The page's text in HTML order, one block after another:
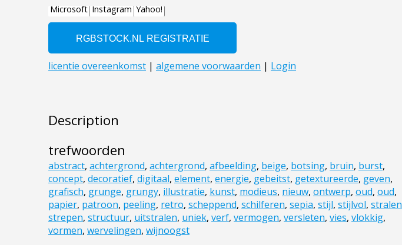
Description
trefwoorden
abstract, achtergrond, achtergrond, afbeelding, beige, botsing, bruin, burst,
concept, decoratief, digitaal, element, energie, gebeitst, getextureerde, geven,
grafisch, grunge, grungy, illustratie, kunst, modieus, nieuw, ontwerp, oud, oud,
papier, patroon, peeling, retro, scheppend, schilferen, sepia, stijl, stijlvol, stralen
strepen, structuur, uitstralen, uniek, verf, vermogen, versleten, vies, vlokkig,
vormen, wervelingen, wijnoogst